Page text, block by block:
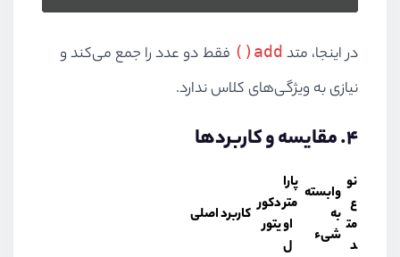
در اینجا، متد add()
فقط دو عدد را جمع می‌کند و
نیازی به ویژگی‌های کلاس ندارد.
۴. مقایسه و کاربردها
نو
ع
مت
د
وابسته
به
شیء
پارا
متر
او
ل
دکور
یتور کاربرد اصلی